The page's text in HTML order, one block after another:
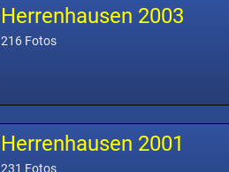
Herrenhausen 2003
216 Fotos
Herrenhausen 2001
231 Fotos